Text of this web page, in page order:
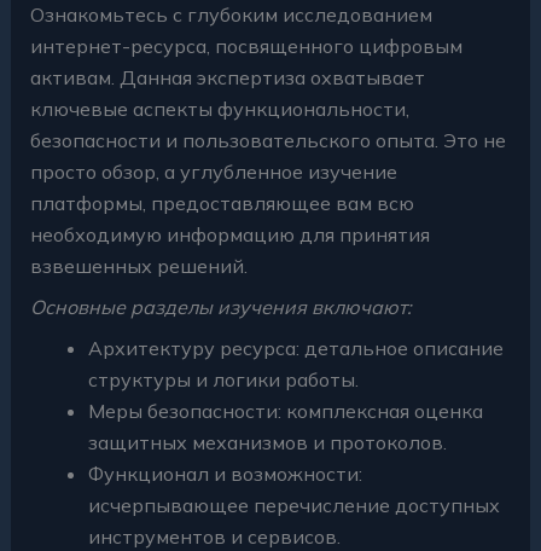
Ознакомьтесь с глубоким исследованием
интернет-ресурса, посвященного цифровым
активам. Данная экспертиза охватывает
ключевые аспекты функциональности,
безопасности и пользовательского опыта. Это не
просто обзор, а углубленное изучение
платформы, предоставляющее вам всю
необходимую информацию для принятия
взвешенных решений.
Основные разделы изучения включают:
Архитектуру ресурса: детальное описание
структуры и логики работы.
Меры безопасности: комплексная оценка
защитных механизмов и протоколов.
Функционал и возможности:
исчерпывающее перечисление доступных
инструментов и сервисов.